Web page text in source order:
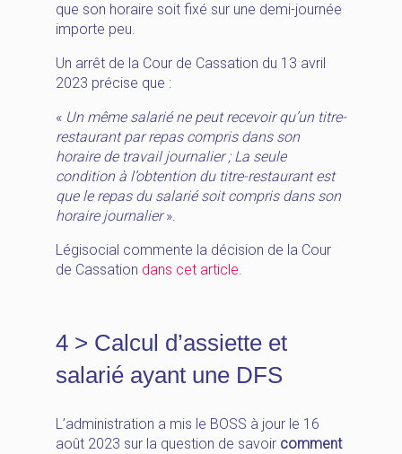
que son horaire soit fixé sur une demi-journée
importe peu.
Un arrêt de la Cour de Cassation du 13 avril
2023 précise que :
« Un même salarié ne peut recevoir qu’un titre-
restaurant par repas compris dans son
horaire de travail journalier ; La seule
condition à l’obtention du titre-restaurant est
que le repas du salarié soit compris dans son
horaire journalier».
Légisocial commente la décision de la Cour
de Cassation dans cet article.
4 > Calcul d’assiette et
salarié ayant une DFS
L’administration a mis le BOSS à jour le 16
août 2023 sur la question de savoir comment